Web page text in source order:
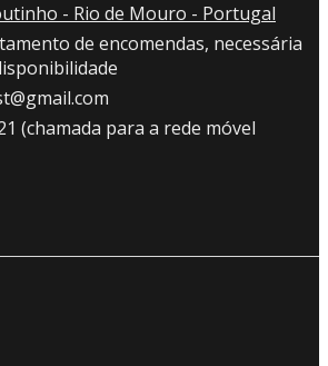
- Rio de Mouro - Portugal
de encomendas, necessária
(chamada para a rede móvel